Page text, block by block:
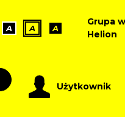
A A A
Grupa
Helion
Użytkownik